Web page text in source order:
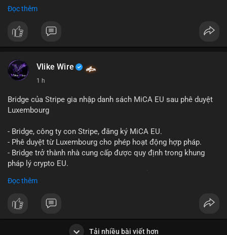
nay:
📞 WhatsApp: +1 660 215-8938
📧 Email: localpvashop@gmail.com
Đọc thêm
Vlike Wire
1 h
Bridge của Stripe gia nhập danh sách MiCA EU sau phê duyệt
Luxembourg
- Bridge, công ty con Stripe, đăng ký MiCA EU.
- Phê duyệt từ Luxembourg cho phép hoạt động hợp pháp.
- Bridge trở thành nhà cung cấp được quy định trong khung
pháp lý crypto EU.
#luxembourg
Đọc thêm
Tải nhiều bài viết hơn